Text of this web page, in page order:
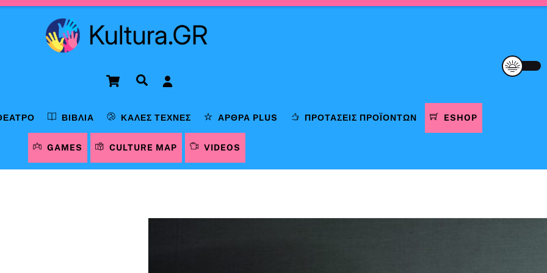
Cart Αναζήτηση
ΒΙΒΛΊΑ ΚΑΛΈΣ ΤΈΧΝΕΣ ΆΡΘΡΑ PLUS ΠΡΟΤΆΣΕΙΣ ΠΡΟΪΌΝΤΩΝ ESHOP
GAMES CULTURE MAP VIDEOS